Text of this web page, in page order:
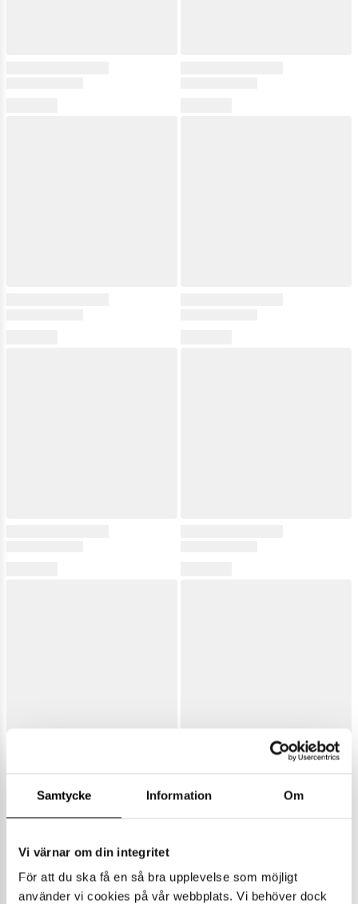
Samtycke Information Om
Vi värnar om din integritet
För att du ska få en så bra upplevelse som möjligt
använder vi cookies på vår webbplats. Vi behöver dock